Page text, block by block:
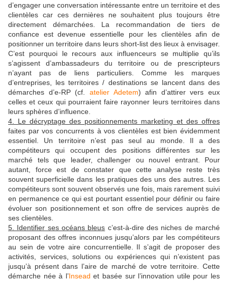
d’engager une conversation intéressante entre un territoire et des
clientèles car ces dernières ne souhaitent plus toujours être
directement démarchées. La recommandation de tiers de
confiance est devenue essentielle pour les clientèles afin de
positionner un territoire dans leurs short-list des lieux à envisager.
C’est pourquoi le recours aux influenceurs se multiplie qu’ils
s’agissent d’ambassadeurs du territoire ou de prescripteurs
n’ayant pas de liens particuliers. Comme les marques
d’entreprises, les territoires / destinations se lancent dans des
démarches d’e-RP (cf. atelier Adetem) afin d’attirer vers eux
celles et ceux qui pourraient faire rayonner leurs territoires dans
leurs sphères d’influence.
4. Le décryptage des positionnements marketing et des offres
faites par vos concurrents à vos clientèles est bien évidemment
essentiel. Un territoire n’est pas seul au monde. Il a des
compétiteurs qui occupent des positions différentes sur les
marché tels que leader, challenger ou nouvel entrant. Pour
autant, force est de constater que cette analyse reste très
souvent superficielle dans les pratiques des uns des autres. Les
compétiteurs sont souvent observés une fois, mais rarement suivi
en permanence ce qui est pourtant essentiel pour définir ou faire
évoluer son positionnement et son offre de services auprès de
ses clientèles.
5. Identifier ses océans bleus c’est-à-dire des niches de marché
proposant des offres inconnues jusqu’alors par les compétiteurs
au sein de votre aire concurrentielle. Il s’agit de proposer des
activités, services, solutions ou expériences qui n’existent pas
jusqu’à présent dans l’aire de marché de votre territoire. Cette
démarche née à l’Inseadet basée sur l’innovation utile pour les